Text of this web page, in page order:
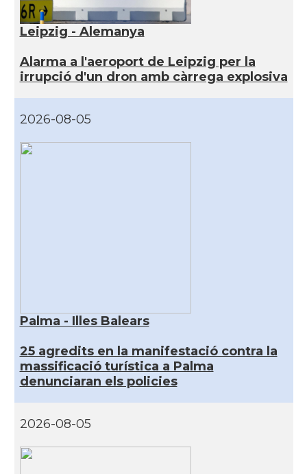
Leipzig - Alemanya
Alarma a l'aeroport de Leipzig per la
irrupció d'un dron amb càrrega explosiva
2026-08-05
Palma - Illes Balears
25 agredits en la manifestació contra la
massificació turística a Palma
denunciaran els policies
2026-08-05